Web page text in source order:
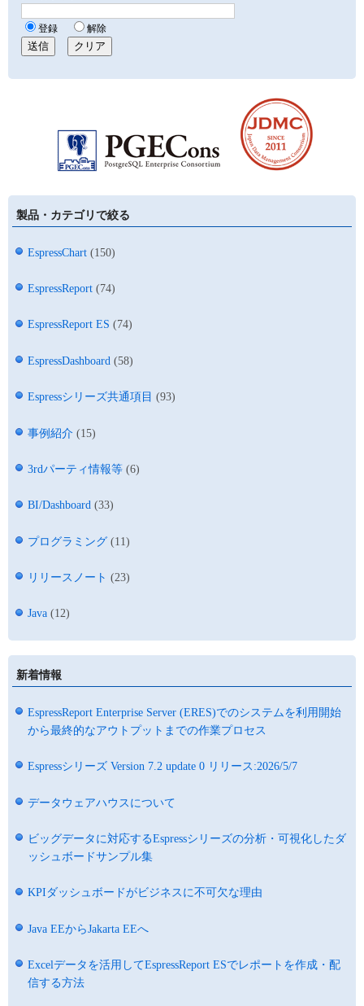
製品・カテゴリで絞る
EspressChart (150)
EspressReport (74)
EspressReport ES (74)
EspressDashboard (58)
Espressシリーズ共通項目 (93)
事例紹介 (15)
3rdパーティ情報等 (6)
BI/Dashboard (33)
プログラミング (11)
リリースノート (23)
Java (12)
新着情報
EspressReport Enterprise Server (ERES)でのシステムを利用開始
から最終的なアウトプットまでの作業プロセス
Espressシリーズ Version 7.2 update 0 リリース:2026/5/7
データウェアハウスについて
ビッグデータに対応するEspressシリーズの分析・可視化したダ
ッシュボードサンプル集
KPIダッシュボードがビジネスに不可欠な理由
Java EEからJakarta EEへ
Excelデータを活用してEspressReport ESでレポートを作成・配
信する方法